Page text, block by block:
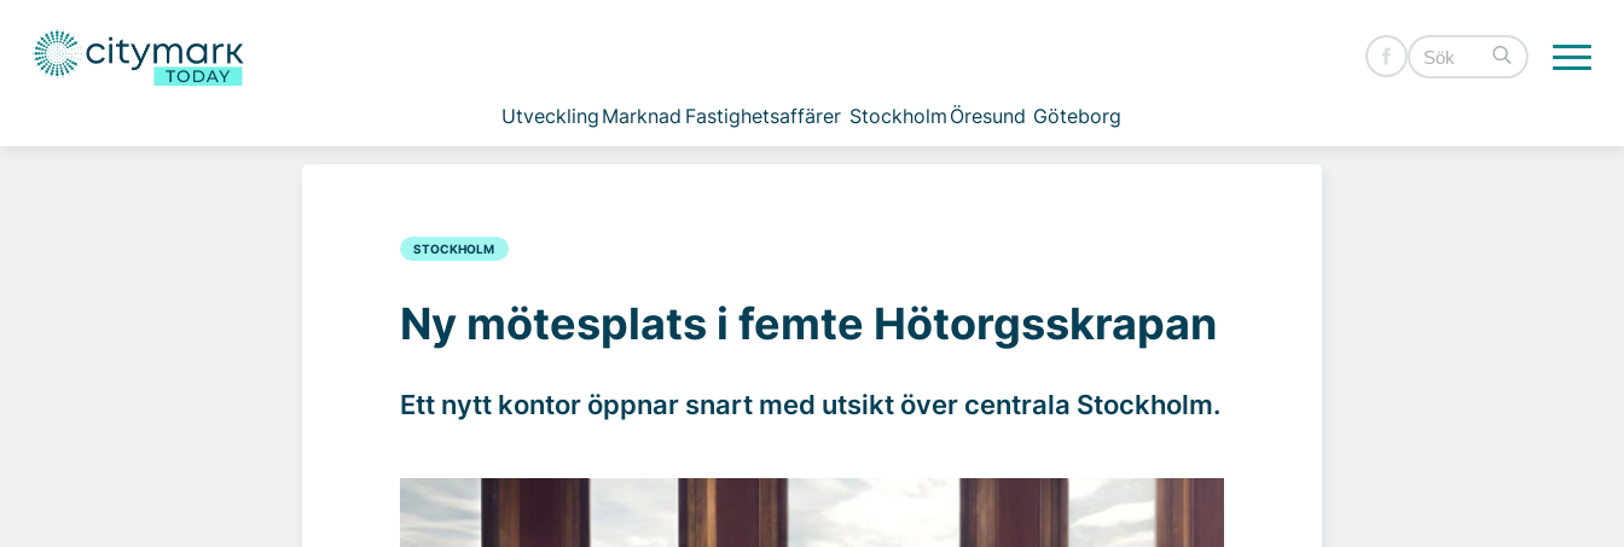
Utveckling Marknad Fastighetsaffärer Stockholm Öresund Göteborg
STOCKHOLM
Ny mötesplats i femte Hötorgsskrapan
Ett nytt kontor öppnar snart med utsikt över centrala Stockholm.